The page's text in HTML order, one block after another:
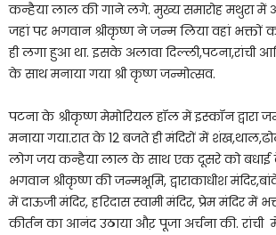
कन्हैया लाल की गाने लगे. मुख्य समारोह मथुरा में
जहां पर भगवान श्रीकृष्ण ने जन्म लिया वहां भक्तों
ही लगा हुआ था. इसके अलावा दिल्ली,पटना,रांची
के साथ मनाया गया श्री कृष्ण जन्मोत्सव.
पटना के श्रीकृष्ण मेमोरियल हॉल में इस्कॉन द्वारा
मनाया गया.रात के 12 बजते ही मंदिरों में
लोग जय कन्हैया लाल के साथ एक दूसरे को बधाई
भगवान श्रीकृष्ण की जन्मभूमि, द्वाराकाधीश
में दाऊजी मंदिर, हरिदास स्वामी मंदिर, प्रेम मंदिर
कीर्तन का आनंद उठाया औऱ पूजा अर्चना की. रांची